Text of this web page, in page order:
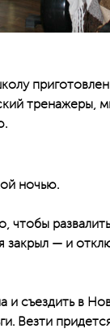
тренажеры,
ночью.
чтобы
закрыл — и
и съездить в
Везти